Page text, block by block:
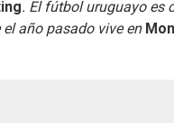
. El fútbol uruguayo es
año pasado vive en